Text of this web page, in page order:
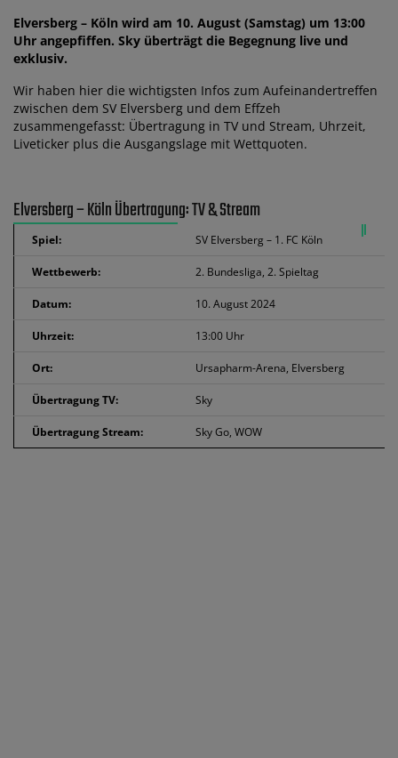
Elversberg – Köln wird am 10. August (Samstag) um 13:00
Uhr angepfiffen. Sky überträgt die Begegnung live und
exklusiv.
Wir haben hier die wichtigsten Infos zum Aufeinandertreffen
zwischen dem SV Elversberg und dem Effzeh
zusammengefasst: Übertragung in TV und Stream, Uhrzeit,
Liveticker plus die Ausgangslage mit Wettquoten.
Elversberg – Köln Übertragung: TV & Stream
Spiel: SV Elversberg – 1. FC Köln
Wettbewerb: 2. Bundesliga, 2. Spieltag
Datum: 10. August 2024
Uhrzeit: 13:00 Uhr
Ort: Ursapharm-Arena, Elversberg
Übertragung TV: Sky
Übertragung Stream: Sky Go, WOW